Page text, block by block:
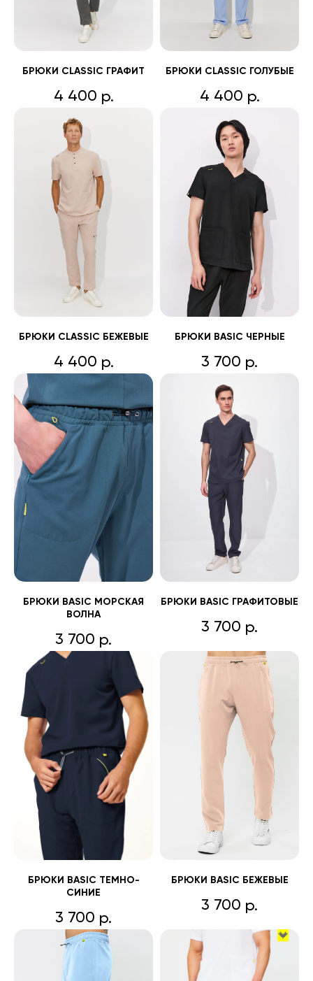
БРЮКИ CLASSIC ГРАФИТ
4 400 р.
БРЮКИ CLASSIC ГОЛУБЫЕ
4 400 р.
БРЮКИ CLASSIC БЕЖЕВЫЕ
4 400 р.
БРЮКИ BASIC ЧЕРНЫЕ
3 700 р.
БРЮКИ BASIC МОРСКАЯ
ВОЛНА
3 700 р.
БРЮКИ BASIC ГРАФИТОВЫЕ
3 700 р.
БРЮКИ BASIC ТЕМНО-
СИНИЕ
3 700 р.
БРЮКИ BASIC БЕЖЕВЫЕ
3 700 р.